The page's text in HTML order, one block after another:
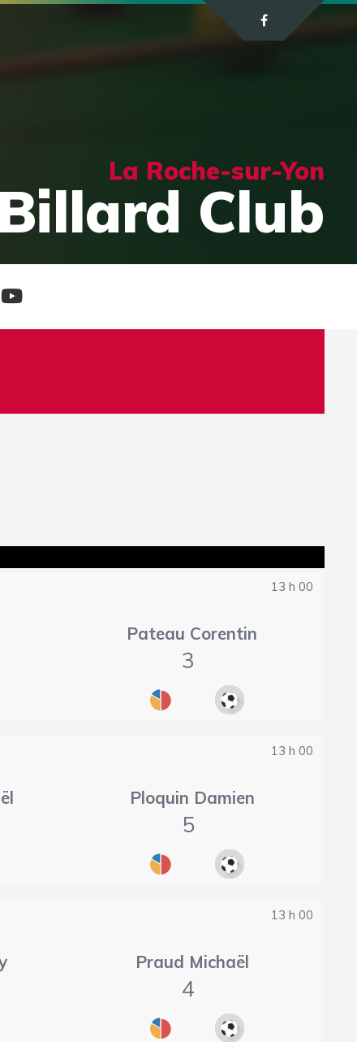
La Roche-sur-Yon
Club
Chaine
13 h 00
Pateau Corentin
3
13 h 00
Ploquin Damien
5
13 h 00
Praud Michaël
4